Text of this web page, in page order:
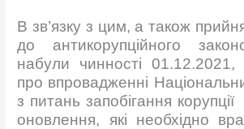
В зв’язку з цим, а також
до антикорупційного
набули чинності 01.12.2021,
про впровадженні
з питань запобігання
оновлення, які необхідно